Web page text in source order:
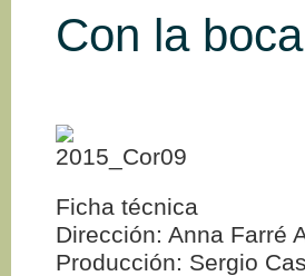
Con la
Ficha técnica
Dirección: Anna Farré
Producción: Sergio